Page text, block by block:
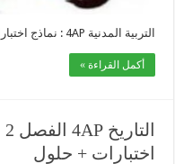
التربية المدنية 4AP : نماذج اختبارات جديدة مرفقة بالحلول اضغط هنا للتحميل
أكمل القراءة »
اختبارات + حلول